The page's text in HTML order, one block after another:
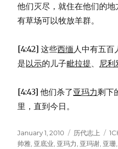
他们灭尽，就住在他们的
有草场可以牧放羊群。
[4:42] 这些西缅人中有五百
是以示的儿子毗拉提、 尼利
[4:43] 他们杀了亚玛力剩下
里，直到今日。
Posted
on
January 1, 2010 Categories
历代志上
帅雅 亚底业 亚玛力 亚玛谢 亚珊